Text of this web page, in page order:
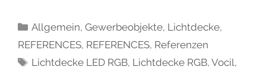
Allgemein,Gewerbeobjekte, Lichtdecke,
REFERENCES, REFERENCES, Referenzen
Lichtdecke LED RGB, Lichtdecke RGB,Vocil,